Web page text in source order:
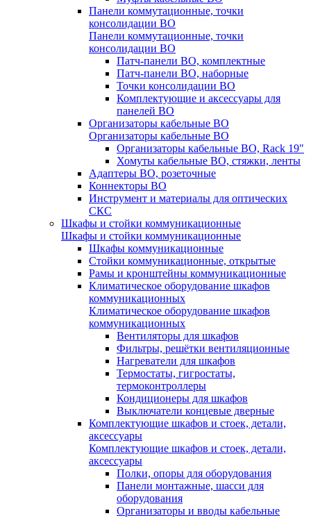
Панели коммутационные, точки
консолидации ВО
Панели коммутационные, точки
консолидации ВО
Патч-панели ВО, комплектные
Патч-панели ВО, наборные
Точки консолидации ВО
Комплектующие и аксессуары для
панелей ВО
Организаторы кабельные ВО
Организаторы кабельные ВО
Организаторы кабельные ВО, Rack 19"
Хомуты кабельные ВО, стяжки, ленты
Адаптеры ВО, розеточные
Коннекторы ВО
Инструмент и материалы для оптических
СКС
Шкафы и стойки коммуникационные
Шкафы и стойки коммуникационные
Шкафы коммуникационные
Стойки коммуникационные, открытые
Рамы и кронштейны коммуникационные
Климатическое оборудование шкафов
коммуникационных
Климатическое оборудование шкафов
коммуникационных
Вентиляторы для шкафов
Фильтры, решётки вентиляционные
Нагреватели для шкафов
Термостаты, гигростаты,
термоконтроллеры
Кондиционеры для шкафов
Выключатели концевые дверные
Комплектующие шкафов и стоек, детали,
аксессуары
Комплектующие шкафов и стоек, детали,
аксессуары
Полки, опоры для оборудования
Панели монтажные, шасси для
оборудования
Организаторы и вводы кабельные